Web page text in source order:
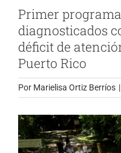
Primer
diagnosticados
déficit de
Puerto Rico
Por Marielisa Ortiz Berríos |